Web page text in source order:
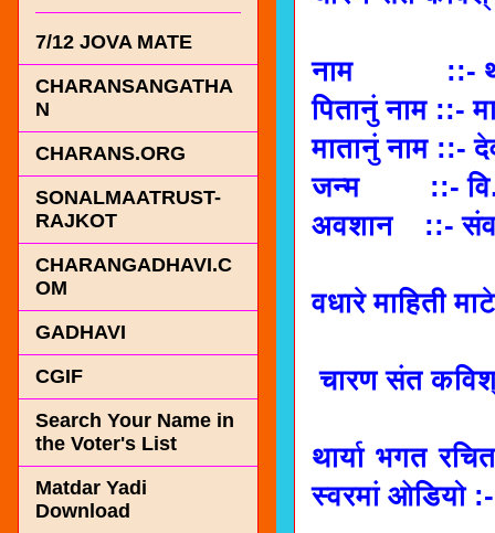
नाम ::-
पितानुं नाम ::-
मातानुं नाम ::-
जन्म ::-
अवशान ::-
वधारे माहिती
चारण संत
थार्या भगत
स्वरमां ओडियो
7/12 JOVA MATE
CHARANSANGATHA
N
CHARANS.ORG
SONALMAATRUST-
RAJKOT
CHARANGADHAVI.C
OM
GADHAVI
CGIF
Search Your Name in
the Voter's List
Matdar Yadi
Download